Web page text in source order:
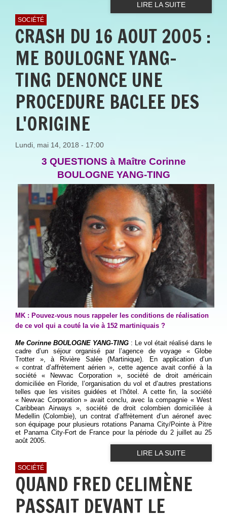
LIRE LA SUITE
SOCIÉTÉ
CRASH DU 16 AOUT 2005 :
ME BOULOGNE YANG-
TING DENONCE UNE
PROCEDURE BACLEE DES
L'ORIGINE
Lundi, mai 14, 2018 - 17:00
3 QUESTIONS à Maître Corinne
BOULOGNE YANG-TING
MK : Pouvez-vous nous rappeler les conditions de réalisation
de ce vol qui a couté la vie à 152 martiniquais ?
Me Corinne BOULOGNE YANG-TING : Le vol était réalisé dans le
cadre d’un séjour organisé par l’agence de voyage « Globe
Trotter », à Rivière Salée (Martinique). En application d’un
« contrat d’affrètement aérien », cette agence avait confié à la
société « Newvac Corporation », société de droit américain
domiciliée en Floride, l’organisation du vol et d’autres prestations
telles que les visites guidées et l’hôtel. A cette fin, la société
« Newvac Corporation » avait conclu, avec la compagnie « West
Caribbean Airways », société de droit colombien domiciliée à
Medellin (Colombie), un contrat d’affrètement d’un aéronef avec
son équipage pour plusieurs rotations Panama City/Pointe à Pitre
et Panama City-Fort de France pour la période du 2 juillet au 25
août 2005.
LIRE LA SUITE
SOCIÉTÉ
QUAND FRED CELIMÈNE
PASSAIT DEVANT LE